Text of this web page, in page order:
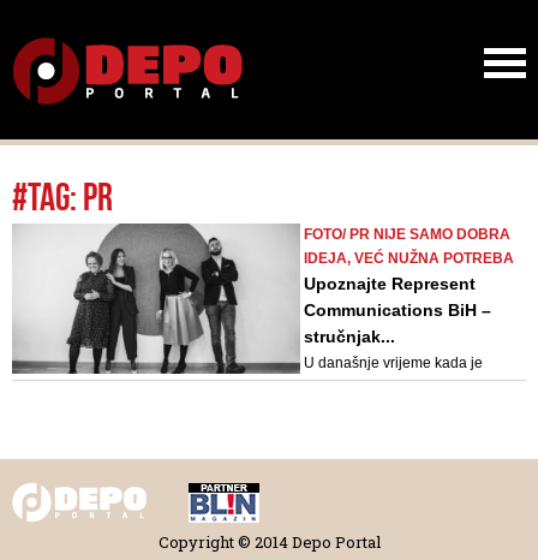
#tag: PR
FOTO/ PR NIJE SAMO DOBRA
IDEJA, VEĆ NUŽNA POTREBA
Upoznajte Represent
Communications BiH –
stručnjak...
U današnje vrijeme kada je
potreba. U Representu to dobro
Copyright © 2014 Depo Portal